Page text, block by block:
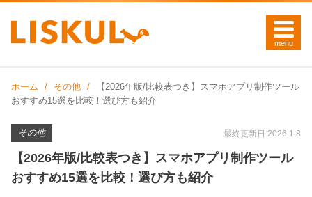
ホーム その他
【2026年版/比較表つき】スマホアプリ制作ツール
おすすめ15選を比較！選び方も紹介
その他 最終更新日:2026.1.8
【2026年版/比較表つき】スマホアプリ制作ツール
おすすめ15選を比較！選び方も紹介